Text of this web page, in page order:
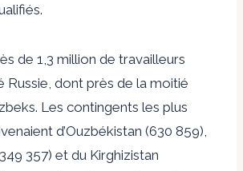
de 1,3 million de travailleurs
Russie, dont près de la moitié
Les contingents les plus
d’Ouzbékistan (630 859),
357) et du Kirghizistan